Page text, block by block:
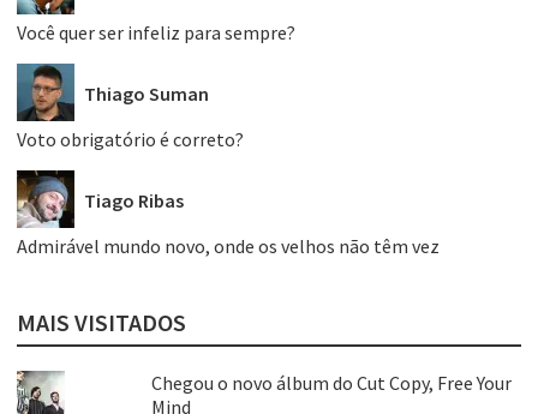
Você quer ser infeliz para sempre?
Thiago Suman
Voto obrigatório é correto?
Tiago Ribas
Admirável mundo novo, onde os velhos não têm vez
MAIS VISITADOS
Chegou o novo álbum do Cut Copy, Free Your
Mind